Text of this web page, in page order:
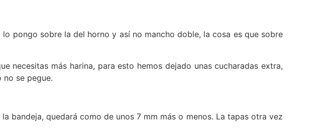
pongo sobre la del horno y así no mancho doble, la cosa es que sobre
necesitas más harina, para esto hemos dejado unas cucharadas extra,
se pegue.
bandeja, quedará como de unos 7 mm más o menos. La tapas otra vez